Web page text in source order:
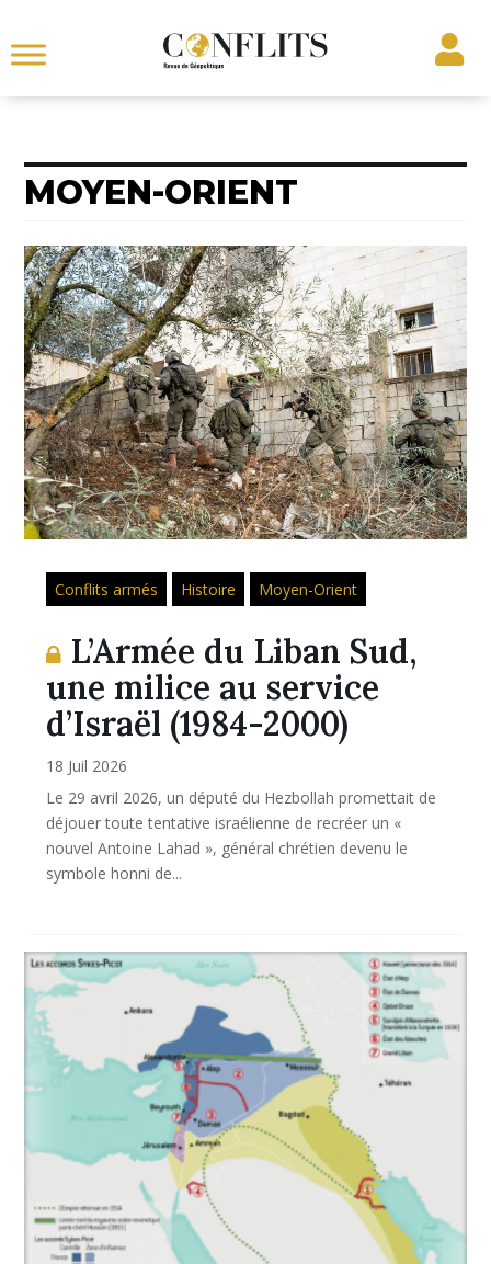
MOYEN-ORIENT
Conflits armés Histoire Moyen-Orient
L’Armée du Liban Sud,
une milice au service
d’Israël (1984-2000)
18 Juil 2026
Le 29 avril 2026, un député du Hezbollah promettait de
déjouer toute tentative israélienne de recréer un «
nouvel Antoine Lahad », général chrétien devenu le
symbole honni de...